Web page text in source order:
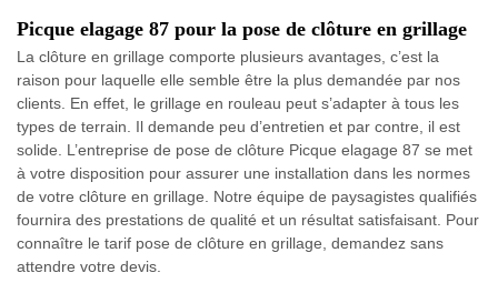
Picque elagage 87 pour la pose de clôture en grillage
La clôture en grillage comporte plusieurs avantages, c’est la
raison pour laquelle elle semble être la plus demandée par nos
clients. En effet, le grillage en rouleau peut s’adapter à tous les
types de terrain. Il demande peu d’entretien et par contre, il est
solide. L’entreprise de pose de clôture Picque elagage 87 se met
à votre disposition pour assurer une installation dans les normes
de votre clôture en grillage. Notre équipe de paysagistes qualifiés
fournira des prestations de qualité et un résultat satisfaisant. Pour
connaître le tarif pose de clôture en grillage, demandez sans
attendre votre devis.